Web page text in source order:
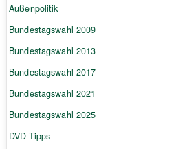
Außenpolitik
Bundestagswahl 2009
Bundestagswahl 2013
Bundestagswahl 2017
Bundestagswahl 2021
Bundestagswahl 2025
DVD-Tipps